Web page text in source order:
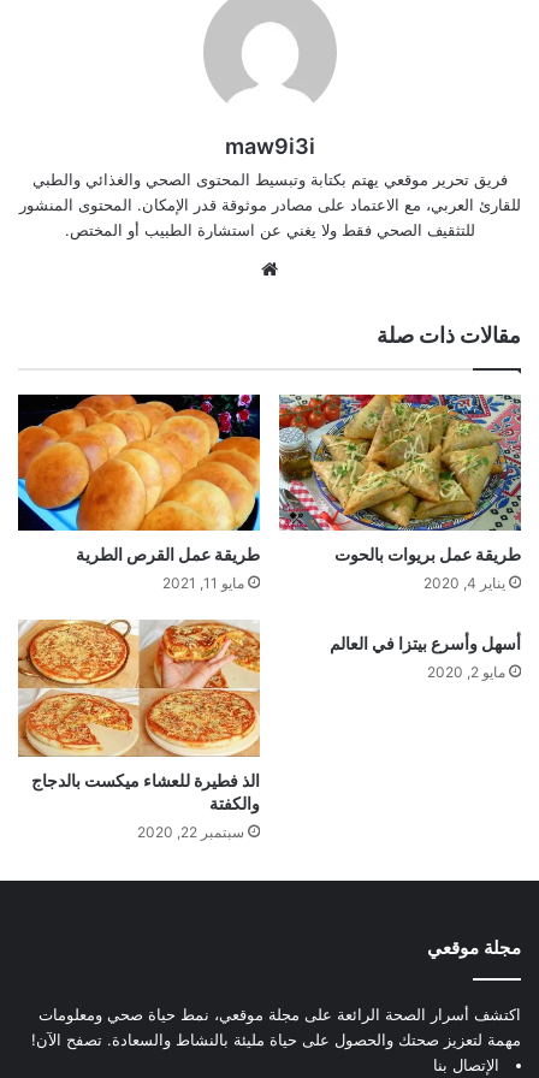
maw9i3i
فريق تحرير موقعي يهتم بكتابة وتبسيط المحتوى الصحي والغذائي والطبي
للقارئ العربي، مع الاعتماد على مصادر موثوقة قدر الإمكان. المحتوى المنشور
للتثقيف الصحي فقط ولا يغني عن استشارة الطبيب أو المختص.
مقالات ذات صلة
طريقة عمل بريوات بالحوت
يناير 4, 2020
طريقة عمل القرص الطرية
مايو 11, 2021
أسهل وأسرع بيتزا في العالم
مايو 2, 2020
الذ فطيرة للعشاء ميكست بالدجاج
والكفتة
سبتمبر 22, 2020
مجلة موقعي
اكتشف أسرار الصحة الرائعة على مجلة موقعي، نمط حياة صحي ومعلومات
مهمة لتعزيز صحتك والحصول على حياة مليئة بالنشاط والسعادة. تصفح الآن!
الإتصال بنا